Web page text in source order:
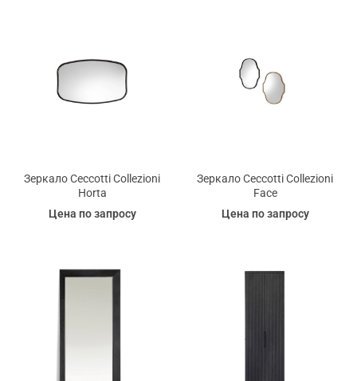
Зеркало Ceccotti Collezioni
Horta
Цена по запросу
Зеркало Ceccotti Collezioni
Face
Цена по запросу